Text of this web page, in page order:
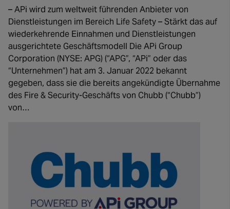
– APi wird zum weltweit führenden Anbieter von
Dienstleistungen im Bereich Life Safety – Stärkt das auf
wiederkehrende Einnahmen und Dienstleistungen
ausgerichtete Geschäftsmodell Die APi Group
Corporation (NYSE: APG) (“APG”, “APi” oder das
“Unternehmen”) hat am 3. Januar 2022 bekannt
gegeben, dass sie die bereits angekündigte Übernahme
des Fire & Security-Geschäfts von Chubb (“Chubb”)
von…